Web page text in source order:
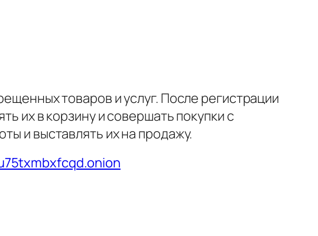
товаров и услуг. После регистрации
их в корзину и совершать покупки с
и выставлять их на продажу.